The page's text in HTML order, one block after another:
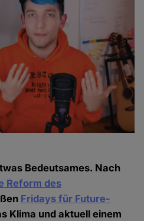
Bedeutsames. Nach
Reform des
Fridays für Future-
Klima und aktuell einem